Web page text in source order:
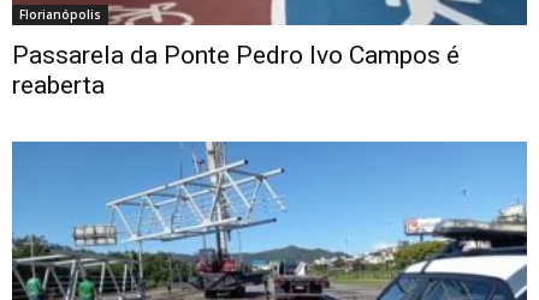
Florianópolis
Passarela da Ponte Pedro Ivo Campos é
reaberta